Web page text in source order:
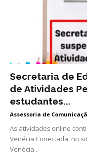
Secretaria de
de Atividades
estudantes...
Assessoria de
As atividades online
Venécia Conectada, no
Venécia...